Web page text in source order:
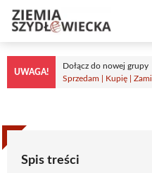
Przejdź
treści
UWAGA!
Dołącz do nowej grupy
Sprzedam | Kupię |
Spis treści